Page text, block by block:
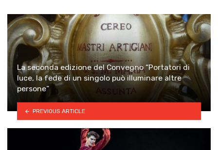
La seconda edizione del Convegno “Portatori di
luce, la fede di un singolo può illuminare altre
persone”
PREVIOUS ARTICLE